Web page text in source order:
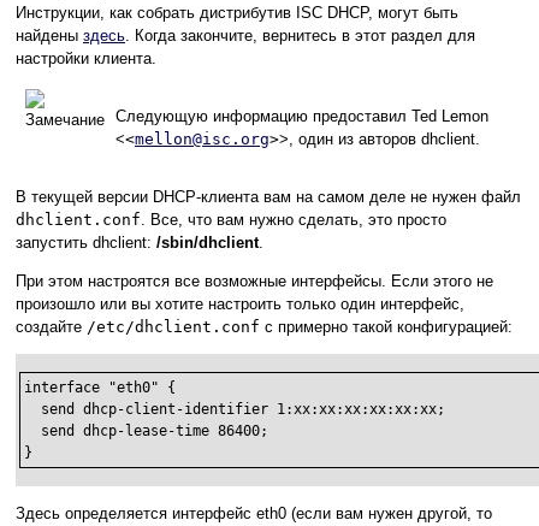
Инструкции, как собрать дистрибутив ISC DHCP, могут быть
найдены здесь . Когда закончите, вернитесь в этот раздел для
настройки клиента.
Следующую информацию предоставил Ted Lemon
<<mellon@isc.org>>, один из авторов dhclient.
В текущей версии DHCP-клиента вам на самом деле не нужен файл
dhclient.conf . Все, что вам нужно сделать, это просто
запустить dhclient: /sbin/dhclient.
При этом настроятся все возможные интерфейсы. Если этого не
произошло или вы хотите настроить только один интерфейс,
создайте /etc/dhclient.conf с примерно такой конфигурацией:
interface "eth0" {
  send dhcp-client-identifier 1:xx:xx:xx:xx:xx:xx;
  send dhcp-lease-time 86400;
}
Здесь определяется интерфейс eth0 (если вам нужен другой, то